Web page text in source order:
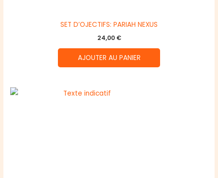
SET D’OJECTIFS: PARIAH NEXUS
24,00 €
AJOUTER AU PANIER